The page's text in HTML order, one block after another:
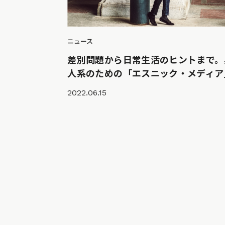
ニュース
差別問題から日常生活のヒントまで
人系のための「エスニック・メディ
2022.06.15